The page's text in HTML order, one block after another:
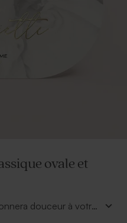
ovale et
douceur à votre